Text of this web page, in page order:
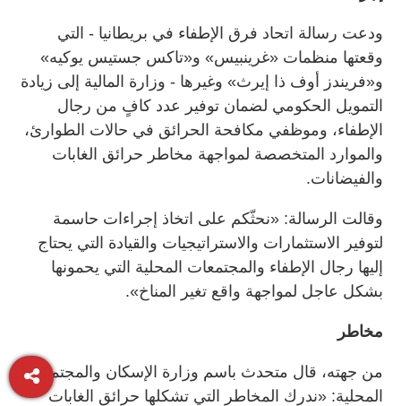
ودعت رسالة اتحاد فرق الإطفاء في بريطانيا - التي
وقعتها منظمات «غرينبيس» و«تاكس جستيس يوكيه»
و«فريندز أوف ذا إيرث» وغيرها - وزارة المالية إلى زيادة
التمويل الحكومي لضمان توفير عدد كافٍ من رجال
الإطفاء، وموظفي مكافحة الحرائق في حالات الطوارئ،
والموارد المتخصصة لمواجهة مخاطر حرائق الغابات
والفيضانات.
وقالت الرسالة: «نحثّكم على اتخاذ إجراءات حاسمة
لتوفير الاستثمارات والاستراتيجيات والقيادة التي يحتاج
إليها رجال الإطفاء والمجتمعات المحلية التي يحمونها
بشكل عاجل لمواجهة واقع تغير المناخ».
مخاطر
من جهته، قال متحدث باسم وزارة الإسكان والمجتمعات
المحلية: «ندرك المخاطر التي تشكلها حرائق الغابات